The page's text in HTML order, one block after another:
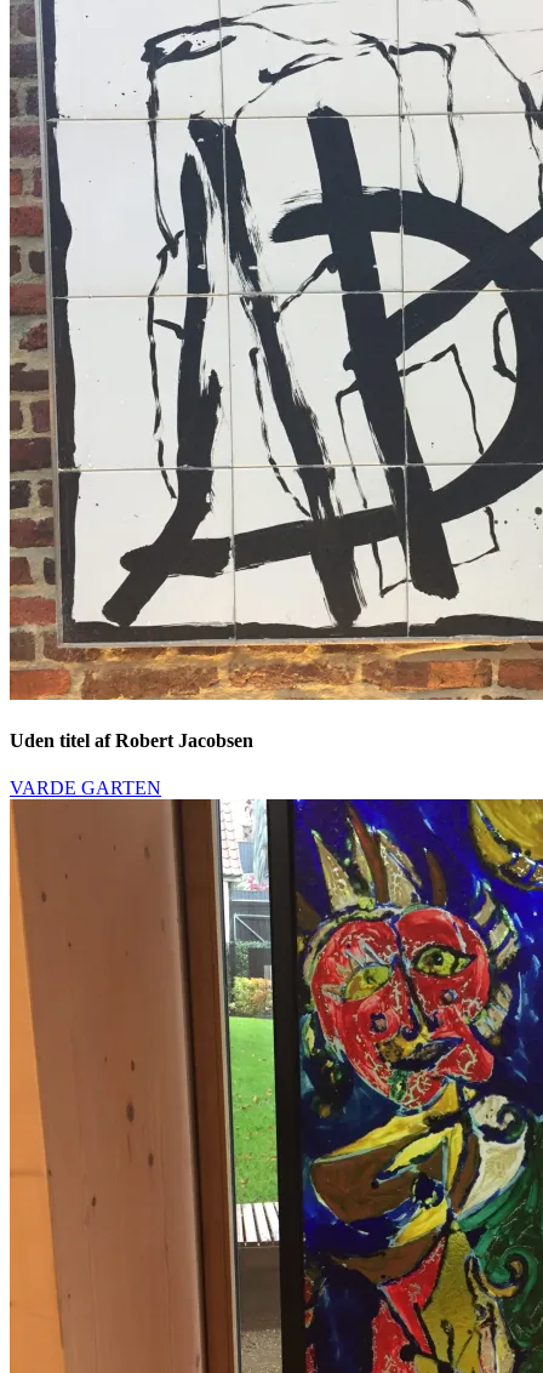
Uden titel af Robert Jacobsen
VARDE GARTEN